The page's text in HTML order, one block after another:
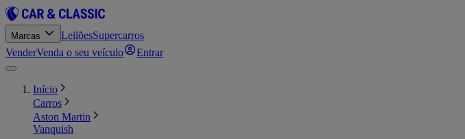
Marcas LeilõesSupercarros
VenderVenda o seu veículo Entrar
Início
Carros
Aston Martin
Vanquish